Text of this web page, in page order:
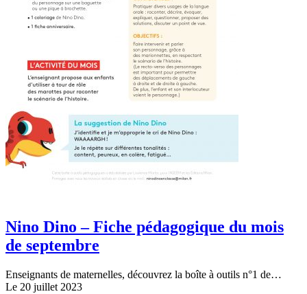
Nino Dino – Fiche pédagogique du mois
de septembre
Enseignants de maternelles, découvrez la boîte à outils n°1 de…
Le 20 juillet 2023